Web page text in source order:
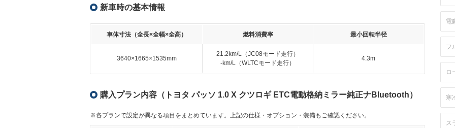
新車時の基本情報
車体寸法（全長×全幅×全高） 燃料消費率 最小回転半径
3640×1665×1535mm
21.2km/L（JC08モード走行）
-km/L（WLTCモード走行）
4.3m
購入プラン内容（トヨタ パッソ 1.0 X クツロギ ETC電動格納ミラー純正ナBluetooth）
※各プランで設定が異なる項目をまとめています。上記の仕様・オプション・装備もご確認ください。
電
フ
ロ
寒
ス